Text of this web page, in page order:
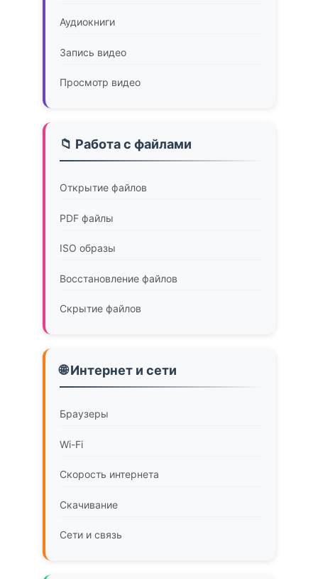
Аудиокниги
Запись видео
Просмотр видео
📁 Работа с файлами
Открытие файлов
PDF файлы
ISO образы
Восстановление файлов
Скрытие файлов
🌐 Интернет и сети
Браузеры
Wi-Fi
Скорость интернета
Скачивание
Сети и связь